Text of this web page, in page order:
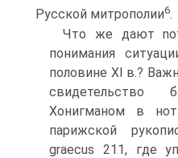
Русской митрополии6.
Что же дают
понимания
половине ХI в.?
Хонигманом в
парижской
graecus 211, где